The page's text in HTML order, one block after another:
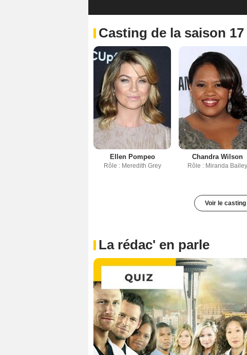
Casting de la saison 17
Ellen Pompeo
Rôle : Meredith Grey
Chandra Wilson
Rôle : Miranda Bailey
Voir le
La rédac' en parle